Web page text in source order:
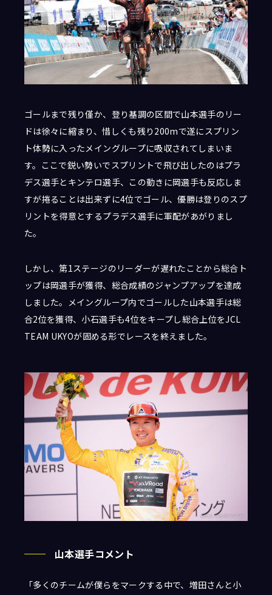
ゴールまで残り僅か、登り基調の区間で山本選手のリー
ドは徐々に縮まり、惜しくも残り200mで遂にスプリン
ト体勢に入ったメイングループに吸収されてしまいま
す。ここで鋭い勢いでスプリントで飛び出したのはプラ
デス選手とキンテロ選手、この動きに岡選手も反応しま
すが捲ることは出来ずに4位でゴール、優勝は登りのスプ
リントを得意とするプラデス選手に軍配があがりまし
た。
しかし、第1ステージのリーダーが遅れたことから総合ト
ップは岡選手が獲得、総合成績のジャンプアップを達成
しました。メイングループ内でゴールした山本選手は総
合2位を獲得、小石選手も4位をキープし総合上位をJCL
TEAM UKYOが固める形でレースを終えました。
山本選手コメント
「多くのチームが僕らをマークする中で、増田さんと小